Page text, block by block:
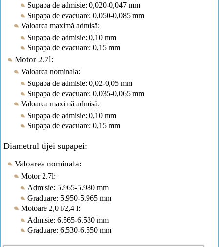
Supapa de admisie: 0,020-0,047 mm
Supapa de evacuare: 0,050-0,085 mm
Valoarea maximă admisă:
Supapa de admisie: 0,10 mm
Supapa de evacuare: 0,15 mm
Motor 2.7l:
Valoarea nominala:
Supapa de admisie: 0,02-0,05 mm
Supapa de evacuare: 0,035-0,065 mm
Valoarea maximă admisă:
Supapa de admisie: 0,10 mm
Supapa de evacuare: 0,15 mm
Diametrul tijei supapei:
Valoarea nominala:
Motor 2.7l:
Admisie: 5.965-5.980 mm
Graduare: 5.950-5.965 mm
Motoare 2,0 l/2,4 l:
Admisie: 6.565-6.580 mm
Graduare: 6.530-6.550 mm